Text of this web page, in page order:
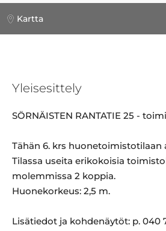
Kartta
Yleisesittely
SÖRNÄISTEN RANTATIE 25 -
Tähän 6. krs huonetoimistotilaan
Tilassa useita erikokoisia
molemmissa 2 koppia.
Huonekorkeus: 2,5 m.
Lisätiedot ja kohdenäytöt: p. 040